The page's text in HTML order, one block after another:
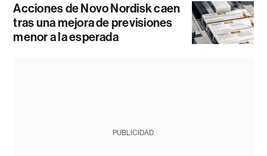
Acciones de Novo Nordisk caen
tras una mejora de previsiones
menor a la esperada
PUBLICIDAD